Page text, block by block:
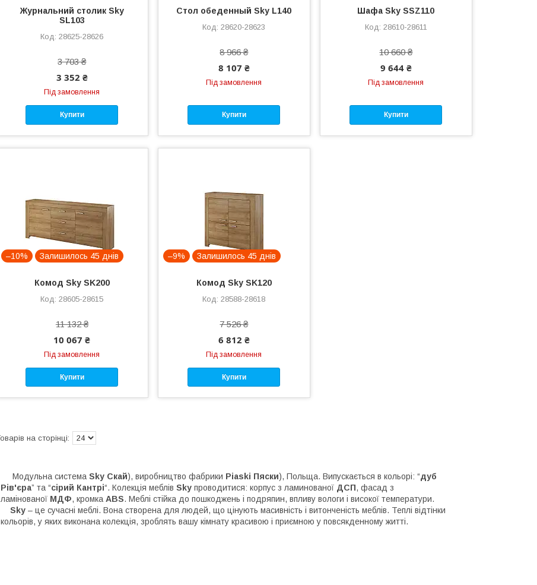
Журнальний столик Sky
SL103
28625-28626
3 703 ₴
3 352 ₴
Під замовлення
Купити
Стол обеденный Sky L140
28620-28623
8 966 ₴
8 107 ₴
Під замовлення
Купити
Шафа Sky SSZ110
28610-28611
10 660 ₴
9 644 ₴
Під замовлення
Купити
–10% Залишилось 45 днів
Комод Sky SK200
28605-28615
11 132 ₴
10 067 ₴
Під замовлення
Купити
–9% Залишилось 45 днів
Комод Sky SK120
28588-28618
7 526 ₴
6 812 ₴
Під замовлення
Купити
Модульна система Sky Скай), виробництво фабрики Piaski Пяски), Польща. Випускається в кольорі: “дуб
Рів'єра” та “сірий Кантрі“. Колекція меблів Sky проводитися: корпус з ламинованої ДСП, фасад з
ламінованої МДФ, кромка ABS. Меблі стійка до пошкоджень і подряпин, впливу вологи і високої температури.
Sky – це сучасні меблі. Вона створена для людей, що цінують масивність і витонченість меблів. Теплі відтінки
кольорів, у яких виконана колекція, зроблять вашу кімнату красивою і приємною у повсякденному житті.